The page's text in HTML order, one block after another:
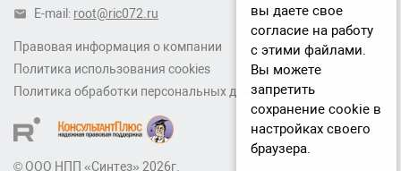
Правовая информация о компании
Политика использования cookies
Политика обработки персональных данных
© ООО НПП «Синтез» 2026г.
E-mail: root@ric072.ru
вы даете свое
согласие на работу
с этими файлами.
Вы можете
запретить
сохранение cookie в
настройках своего
браузера.